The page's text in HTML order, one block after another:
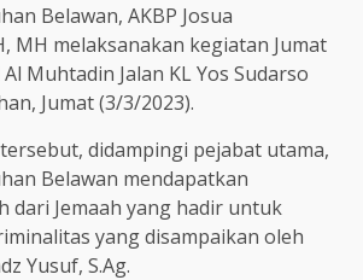
Belawan, AKBP Josua
MH melaksanakan kegiatan Jumat
Muhtadin Jalan KL Yos Sudarso
Jumat (3/3/2023).
didampingi pejabat utama,
Belawan mendapatkan
dari Jemaah yang hadir untuk
yang disampaikan oleh
Yusuf, S.Ag.